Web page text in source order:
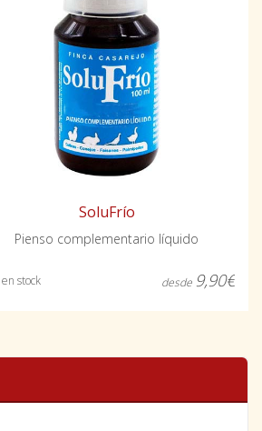
SoluFrío
Pienso complementario líquido
stock desde 9,90€